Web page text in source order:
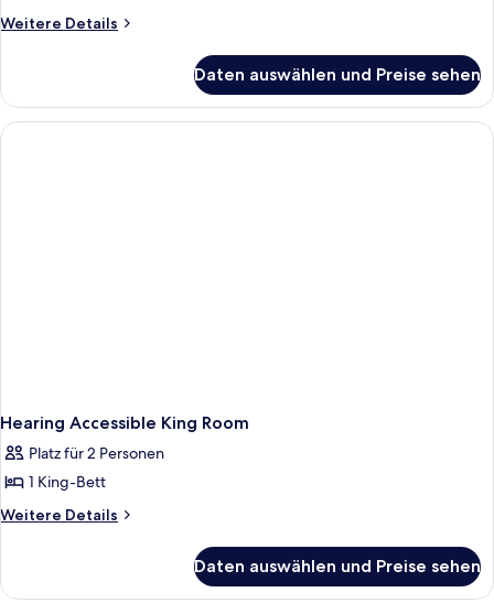
Weitere Details
Weitere
Accessible
Two
Queen
Daten auswählen und Preise sehen
Hearing Accessible King Room
Platz für 2 Personen
1 King-Bett
Weitere Details
Weitere
Accessible
Daten auswählen und Preise sehen